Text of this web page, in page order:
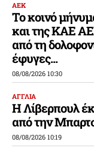
ΑΕΚ
Το κοινό
και της ΚΑΕ
από τη
έφυγες...
08/08/2026 10:30
ΑΓΓΛΙΑ
Η Λίβερπουλ
από την
08/08/2026 10:19